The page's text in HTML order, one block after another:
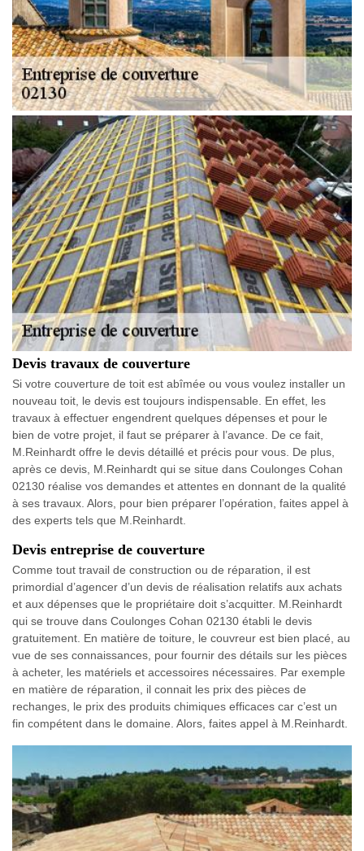
Devis travaux de couverture
Si votre couverture de toit est abîmée ou vous voulez installer un
nouveau toit, le devis est toujours indispensable. En effet, les
travaux à effectuer engendrent quelques dépenses et pour le
bien de votre projet, il faut se préparer à l’avance. De ce fait,
M.Reinhardt offre le devis détaillé et précis pour vous. De plus,
après ce devis, M.Reinhardt qui se situe dans Coulonges Cohan
02130 réalise vos demandes et attentes en donnant de la qualité
à ses travaux. Alors, pour bien préparer l’opération, faites appel à
des experts tels que M.Reinhardt.
Devis entreprise de couverture
Comme tout travail de construction ou de réparation, il est
primordial d’agencer d’un devis de réalisation relatifs aux achats
et aux dépenses que le propriétaire doit s’acquitter. M.Reinhardt
qui se trouve dans Coulonges Cohan 02130 établi le devis
gratuitement. En matière de toiture, le couvreur est bien placé, au
vue de ses connaissances, pour fournir des détails sur les pièces
à acheter, les matériels et accessoires nécessaires. Par exemple
en matière de réparation, il connait les prix des pièces de
rechanges, le prix des produits chimiques efficaces car c’est un
fin compétent dans le domaine. Alors, faites appel à M.Reinhardt.